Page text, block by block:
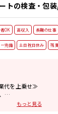
トの検査・包
OK 高収入 長期の仕事
完備 土日祝日休み 残
代を上乗せ≫
もっと見る